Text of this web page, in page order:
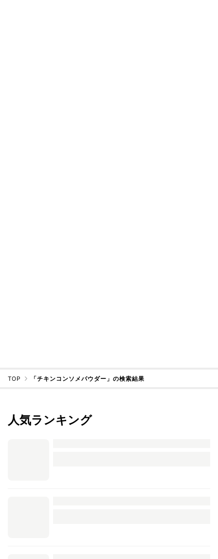
TOP 「チキンコンソメパウダー」の検索結果
人気ランキング